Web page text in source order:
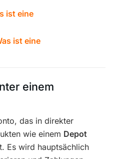
ist eine
ist eine
einem
das in direkter
wie einem Depot
Es wird hauptsächlich